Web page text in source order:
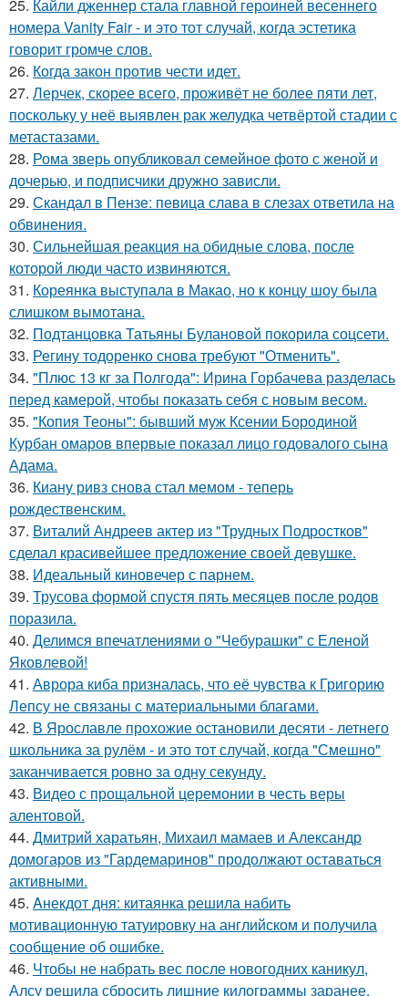
25. Кайли дженнер стала главной героиней весеннего
номера Vanity Fair - и это тот случай, когда эстетика
говорит громче слов.
26. Когда закон против чести идет.
27. Лерчек, скорее всего, проживёт не более пяти лет,
поскольку у неё выявлен рак желудка четвёртой стадии с
метастазами.
28. Рома зверь опубликовал семейное фото с женой и
дочерью, и подписчики дружно зависли.
29. Скандал в Пензе: певица слава в слезах ответила на
обвинения.
30. Сильнейшая реакция на обидные слова, после
которой люди часто извиняются.
31. Кореянка выступала в Макао, но к концу шоу была
слишком вымотана.
32. Подтанцовка Татьяны Булановой покорила соцсети.
33. Регину тодоренко снова требуют "Отменить".
34. "Плюс 13 кг за Полгода": Ирина Горбачева разделась
перед камерой, чтобы показать себя с новым весом.
35. "Копия Теоны": бывший муж Ксении Бородиной
Курбан омаров впервые показал лицо годовалого сына
Адама.
36. Киану ривз снова стал мемом - теперь
рождественским.
37. Виталий Андреев актер из "Трудных Подростков"
сделал красивейшее предложение своей девушке.
38. Идеальный киновечер с парнем.
39. Трусова формой спустя пять месяцев после родов
поразила.
40. Делимся впечатлениями о "Чебурашки" с Еленой
Яковлевой!
41. Аврора киба призналась, что её чувства к Григорию
Лепсу не связаны с материальными благами.
42. В Ярославле прохожие остановили десяти - летнего
школьника за рулём - и это тот случай, когда "Смешно"
заканчивается ровно за одну секунду.
43. Видео с прощальной церемонии в честь веры
алентовой.
44. Дмитрий харатьян, Михаил мамаев и Александр
домогаров из "Гардемаринов" продолжают оставаться
активными.
45. Aнекдот дня: китаянка решила набить
мотивационную татуировку на английском и получила
сообщение об ошибке.
46. Чтобы не набрать вес после новогодних каникул,
Алсу решила сбросить лишние килограммы заранее.